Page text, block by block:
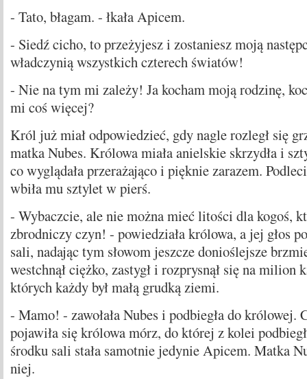
- Tato, błagam. - łkała Apicem.
- Siedź cicho, to przeżyjesz i zostaniesz moją
władczynią wszystkich czterech światów!
- Nie na tym mi zależy! Ja kocham moją rodzinę,
mi coś więcej?
Król już miał odpowiedzieć, gdy nagle rozległ się
matka Nubes. Królowa miała anielskie skrzydła i
co wyglądała przerażająco i pięknie zarazem.
wbiła mu sztylet w pierś.
- Wybaczcie, ale nie można mieć litości dla kogoś,
zbrodniczy czyn! - powiedziała królowa, a jej głos
sali, nadając tym słowom jeszcze donioślejsze
westchnął ciężko, zastygł i rozprysnął się na milion
których każdy był małą grudką ziemi.
- Mamo! - zawołała Nubes i podbiegła do królowej.
pojawiła się królowa mórz, do której z kolei
środku sali stała samotnie jedynie Apicem. Matka
niej.